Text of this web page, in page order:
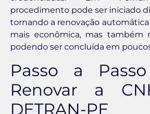
procedimento pode ser iniciado
tornando a renovação automática
mais econômica, mas também
podendo ser concluída em
Passo a
Renovar a
DETRAN-PE